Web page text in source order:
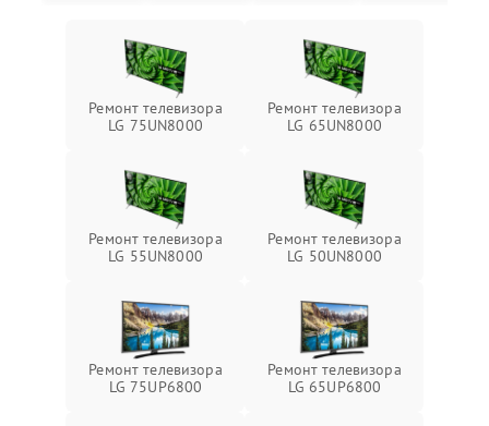
Ремонт телевизора
LG 75UN8000
Ремонт телевизора
LG 65UN8000
Ремонт телевизора
LG 55UN8000
Ремонт телевизора
LG 50UN8000
Ремонт телевизора
LG 75UP6800
Ремонт телевизора
LG 65UP6800